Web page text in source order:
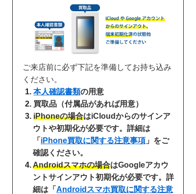
ご来店前に必ず下記を準備してお持ち込み
ください。
本人確認書類の用意
買取品（付属品があれば用意）
iPhoneの場合はiCloudからのサインア
ウトや初期化が必要です。詳細は
「 iPhone買取に関する注意事項 」をご
確認ください。
Androidスマホの場合はGoogleアカウ
ントサインアウト初期化が必要です。詳
細は「 Androidスマホ買取に関する注意